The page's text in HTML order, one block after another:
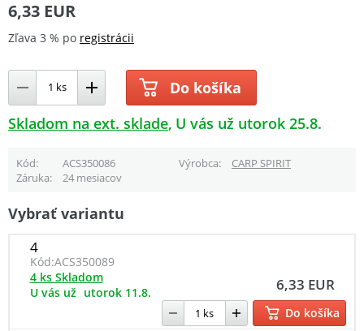
6,33 EUR
Zľava 3 % po registrácii
Do košíka
Skladom na ext. sklade U vás už utorok 25.8.
Kód ACS350086 Výrobca
CARP SPIRIT
Záruka
24 mesiacov
Vybrať variantu
4
Kód:ACS350089
6,33 EUR
4 ks Skladom
U vás už utorok 11.8.
Do košíka